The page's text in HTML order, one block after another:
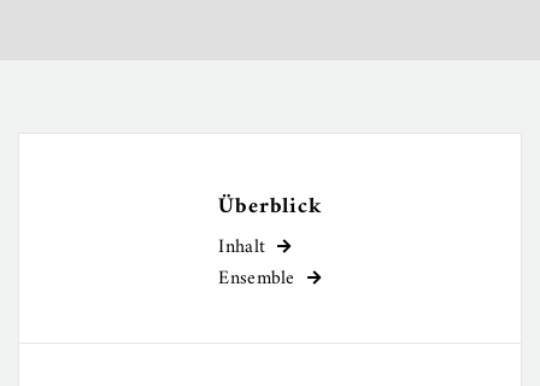
Überblick
Inhalt 
Ensemble 